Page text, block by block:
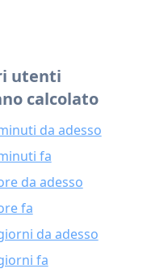
utenti
calcolato
da adesso
fa
da adesso
fa
da adesso
fa